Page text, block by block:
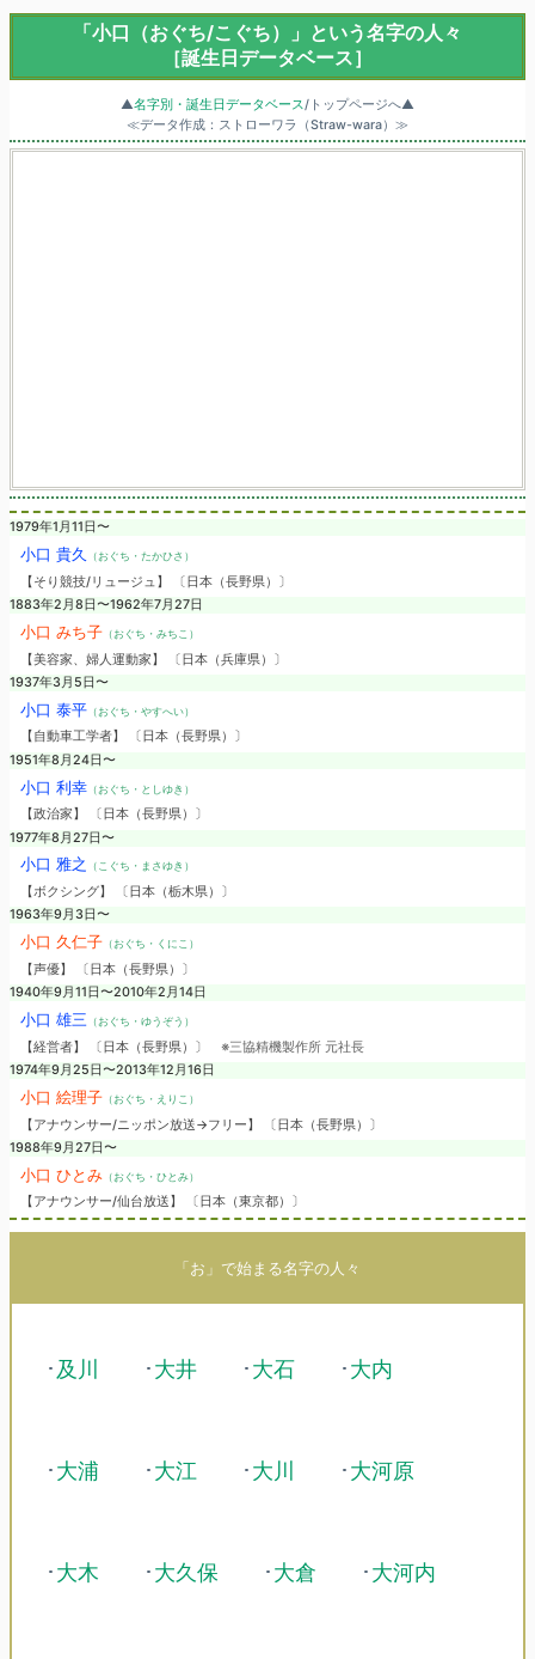
「小口（おぐち/こぐち）」という名字の人々
［誕生日データベース］
▲名字別・誕生日データベース/トップページへ▲
≪データ作成：ストローワラ（Straw-wara）≫
1979年1月11日〜
小口 貴久 （おぐち・たかひさ）
【そり競技/リュージュ】 〔日本（長野県）〕
1883年2月8日〜1962年7月27日
小口 みち子（おぐち・みちこ）
【美容家、婦人運動家】 〔日本（兵庫県）〕
1937年3月5日〜
小口 泰平（おぐち・やすへい）
【自動車工学者】 〔日本（長野県）〕
1951年8月24日〜
小口 利幸（おぐち・としゆき）
【政治家】 〔日本（長野県）〕
1977年8月27日〜
小口 雅之 （こぐち・まさゆき）
【ボクシング】 〔日本（栃木県）〕
1963年9月3日〜
小口 久仁子（おぐち・くにこ）
【声優】 〔日本（長野県）〕
1940年9月11日〜2010年2月14日
小口 雄三 （おぐち・ゆうぞう）
【経営者】 〔日本（長野県）〕 ※三協精機製作所 元社長
1974年9月25日〜2013年12月16日
小口 絵理子（おぐち・えりこ）
【アナウンサー/ニッポン放送→フリー】 〔日本（長野県）〕
1988年9月27日〜
小口 ひとみ（おぐち・ひとみ）
【アナウンサー/仙台放送】 〔日本（東京都）〕
「お」で始まる名字の人々
･ 及川 ･大井 ･大石 ･大内
･大浦 ･大江 ･大川 ･大河原
･大木 ･大久保 ･大倉 ･大河内